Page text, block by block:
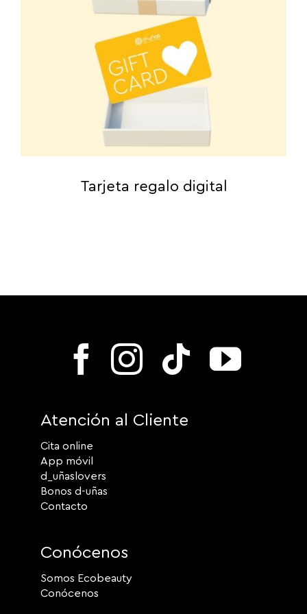
Tarjeta regalo digital
Atención al Cliente
Cita online
App móvil
d_uñaslovers
Bonos d-uñas
Contacto
Conócenos
Somos Ecobeauty
Conócenos